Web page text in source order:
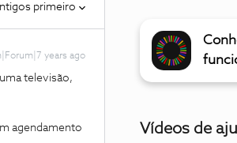
primeiro
years ago
televisão,
agendamento
Vídeos de